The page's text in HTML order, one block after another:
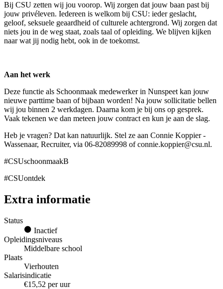
Bij CSU zetten wij jou voorop. Wij zorgen dat jouw baan past bij
jouw privéleven. Iedereen is welkom bij CSU: ieder geslacht,
geloof, seksuele geaardheid of culturele achtergrond. Wij zorgen dat
niets jou in de weg staat, zoals taal of opleiding. We blijven kijken
naar wat jij nodig hebt, ook in de toekomst.
Aan het werk
Deze functie als Schoonmaak medewerker in Nunspeet kan jouw
nieuwe parttime baan of bijbaan worden! Na jouw sollicitatie bellen
wij jou binnen 2 werkdagen. Daarna kom je bij ons op gesprek.
Vaak tekenen we dan meteen jouw contract en kun je aan de slag.
Heb je vragen? Dat kan natuurlijk. Stel ze aan Connie Koppier -
Wassenaar, Recruiter, via 06-82089998 of connie.koppier@csu.nl.
#CSUschoonmaakB
#CSUontdek
Extra informatie
Status
Inactief
Opleidingsniveaus
Middelbare school
Plaats
Vierhouten
Salarisindicatie
€15,52 per uur